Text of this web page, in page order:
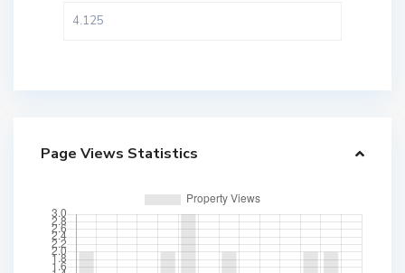
Page Views Statistics